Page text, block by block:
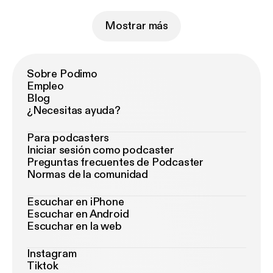
Mostrar más
Sobre Podimo
Empleo
Blog
¿Necesitas ayuda?
Para podcasters
Iniciar sesión como podcaster
Preguntas frecuentes de Podcaster
Normas de la comunidad
Escuchar en iPhone
Escuchar en Android
Escuchar en la web
Instagram
Tiktok